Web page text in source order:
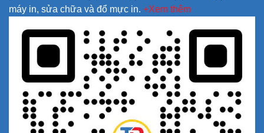
máy in, sửa chữa và đổ mực in. +Xem thêm